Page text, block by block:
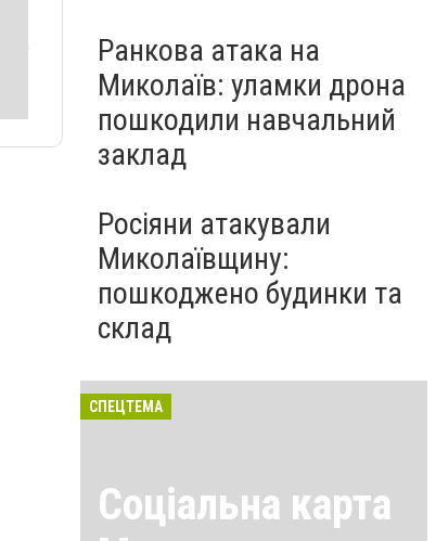
Ранкова атака на
Миколаїв: уламки дрона
пошкодили навчальний
заклад
Росіяни атакували
Миколаївщину:
пошкоджено будинки та
склад
СПЕЦТЕМА
Соціальна карта